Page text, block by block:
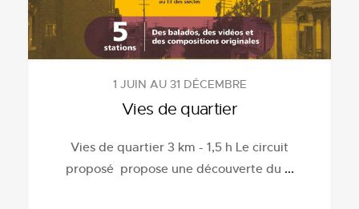
1 JUIN AU 31 DÉCEMBRE
Vies de quartier
Vies de quartier 3 km - 1,5 h Le circuit
proposé propose une découverte du ...